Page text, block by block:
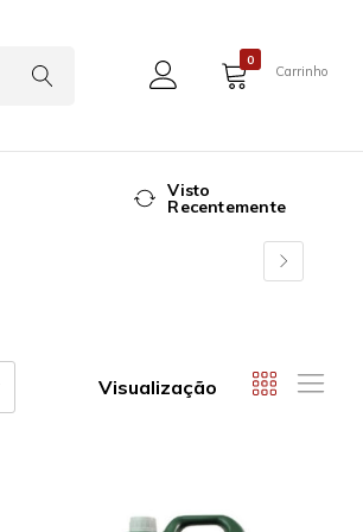
0
Carrinho
Visto
Recentemente
Visualização